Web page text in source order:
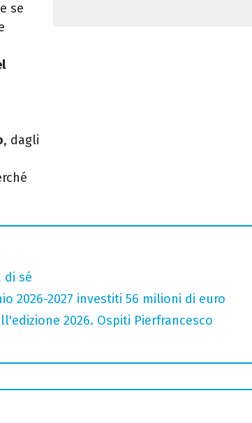
se
, dagli
di sé
2026-2027 investiti 56 milioni di euro
2026. Ospiti Pierfrancesco